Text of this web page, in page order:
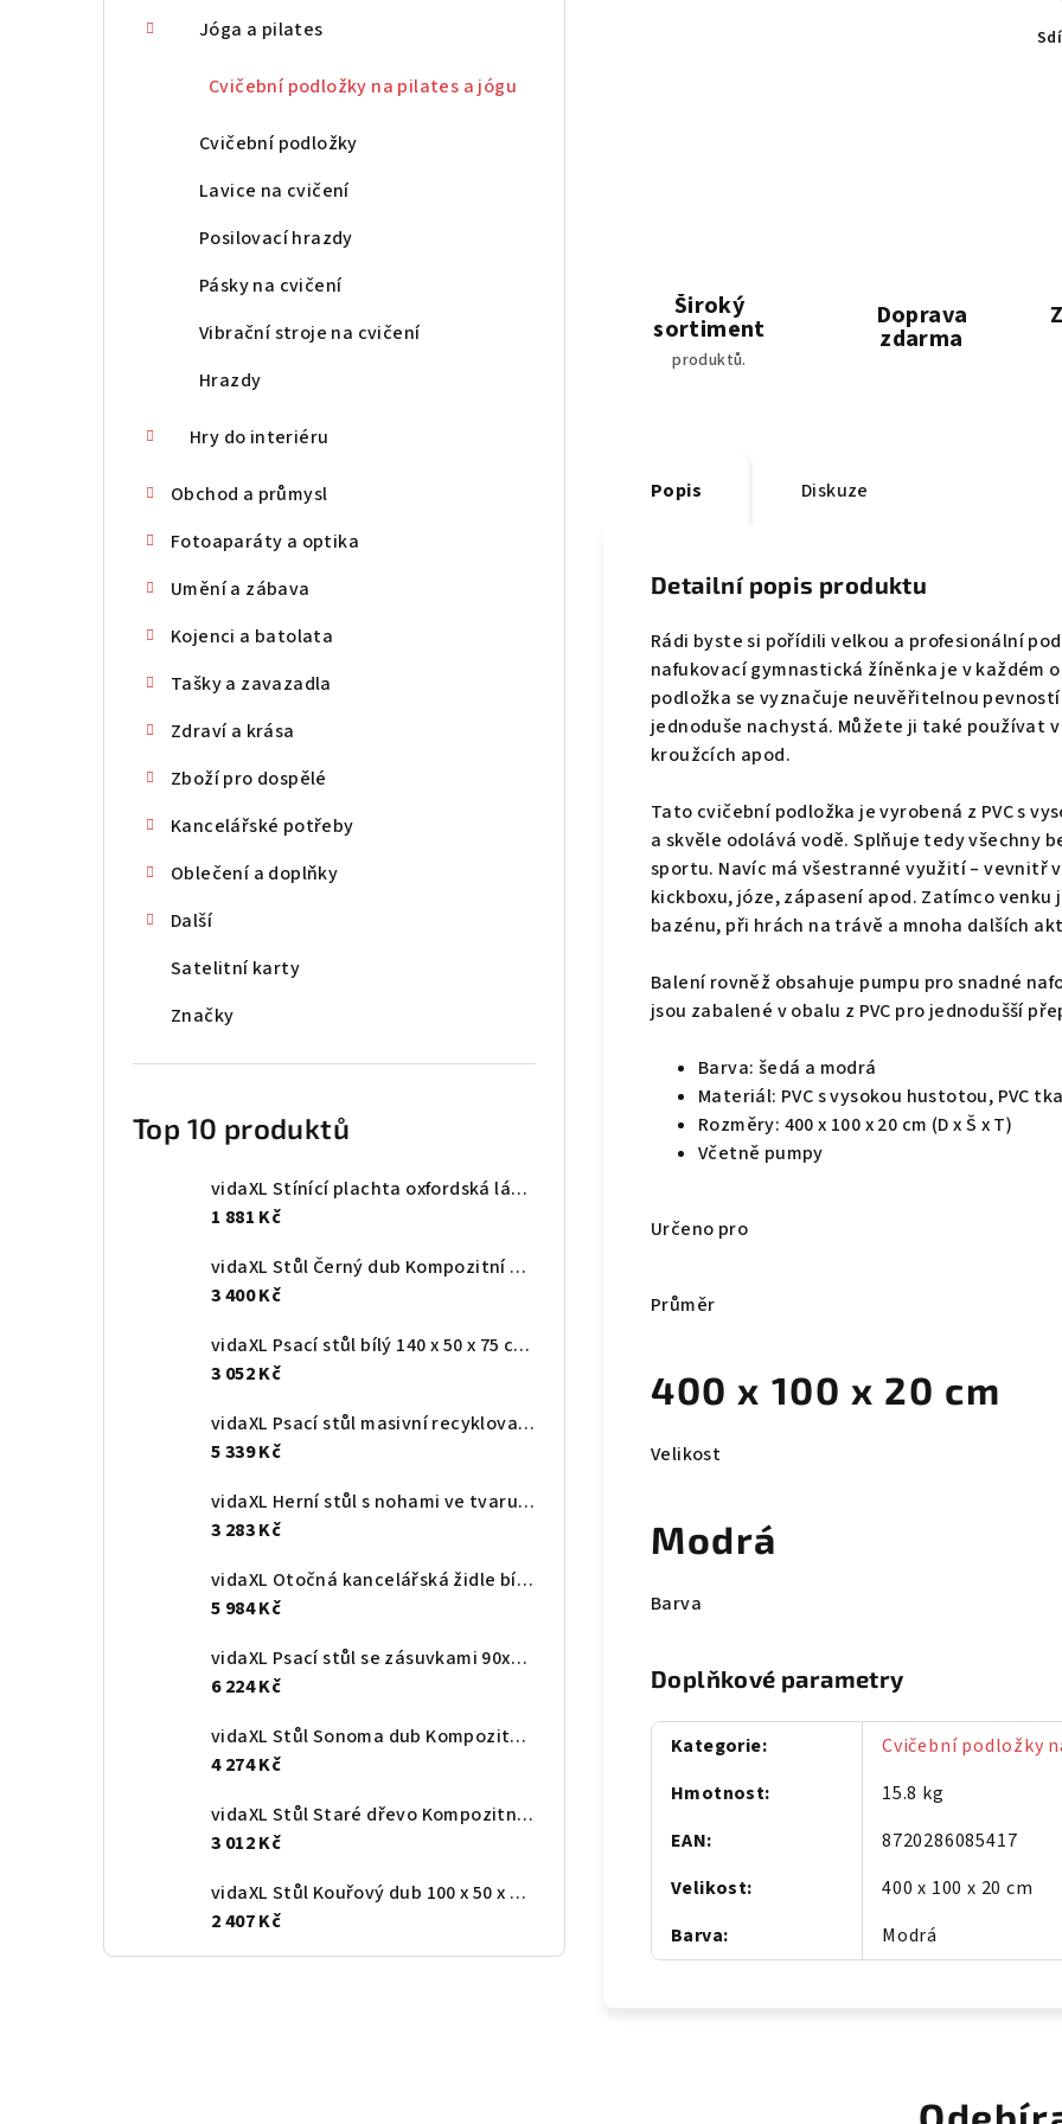
Jóga a pilates
Cvičební podložky na pilates a jógu
Cvičební podložky
Lavice na cvičení
Posilovací hrazdy
Pásky na cvičení
Vibrační stroje na cvičení
Hrazdy
Hry do interiéru
Obchod a průmysl
Fotoaparáty a optika
Umění a zábava
Kojenci a batolata
Tašky a zavazadla
Zdraví a krása
Zboží pro dospělé
Kancelářské potřeby
Oblečení a doplňky
Další
Satelitní karty
Značky
Top 10 produktů
vidaXL Stínící plachta oxfordská látka obdélníková 4 x 6 m bílá
1 881 Kč
vidaXL Stůl Černý dub Kompozitní dřevo 131,5 x 50 x 106,5 cm
3 400 Kč
vidaXL Psací stůl bílý 140 x 50 x 75 cm kompozitní dřevo
3 052 Kč
vidaXL Psací stůl masivní recyklovaný teak 110 x 50 x 76 cm
5 339 Kč
vidaXL Herní stůl s nohami ve tvaru ZZ černý 110 x 60 x 75 cm
3 283 Kč
vidaXL Otočná kancelářská židle bílá umělá kůže ohýbané dřevo
5 984 Kč
vidaXL Psací stůl se zásuvkami 90x50x101 cm masivní mahagonové dřevo
6 224 Kč
vidaXL Stůl Sonoma dub Kompozitní dřevo 182 x 101 x 87,5 cm
4 274 Kč
vidaXL Stůl Staré dřevo Kompozitní dřevo 113 x 54 x 120 cm
3 012 Kč
vidaXL Stůl Kouřový dub 100 x 50 x 86,5 cm Kompozitní dřevo
2 407 Kč
Široký
sortiment
produktů.
Doprava
zdarma
Popis Diskuze
Detailní popis produktu
Rádi byste si pořídili velkou a profesionální
nafukovací gymnastická žíněnka je v každém
podložka se vyznačuje neuvěřitelnou
jednoduše nachystá. Můžete ji také používat
kroužcích apod.
Tato cvičební podložka je vyrobená z PVC s
a skvěle odolává vodě. Splňuje tedy všechny
sportu. Navíc má všestranné využití – vevnitř
kickboxu, józe, zápasení apod. Zatímco
bazénu, při hrách na trávě a mnoha dalších
Balení rovněž obsahuje pumpu pro snadné
jsou zabalené v obalu z PVC pro jednodušší
Barva: šedá a modrá
Materiál: PVC s vysokou hustotou, PVC
Rozměry: 400 x 100 x 20 cm (D x Š x T)
Včetně pumpy
Určeno pro
Průměr
400 x 100 x 20 cm
Velikost
Modrá
Barva
Doplňkové parametry
Kategorie:
Cvičební podložky
Hmotnost:
15.8 kg
EAN:
8720286085417
Velikost:
400 x 100 x 20 cm
Barva: Modrá